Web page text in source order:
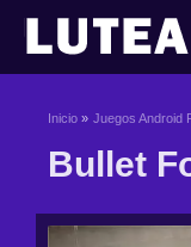
contenido
Inicio Juegos Android
Bullet